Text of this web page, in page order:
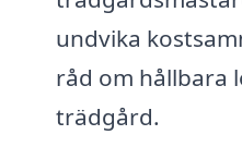
undvika
råd om hållbara
trädgård.